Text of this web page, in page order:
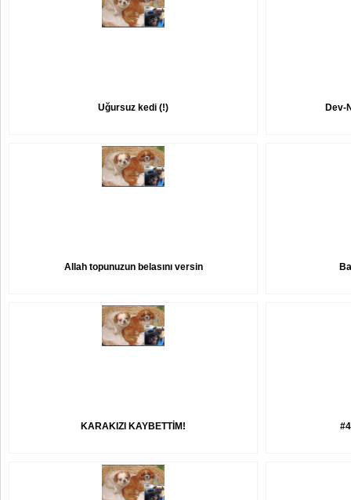
Uğursuz kedi (!) Dev-
Allah topunuzun belasını versin
KARAKIZI KAYBETTİM!